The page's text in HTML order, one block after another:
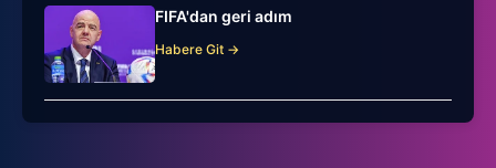
FIFA'dan geri adım
Habere Git →